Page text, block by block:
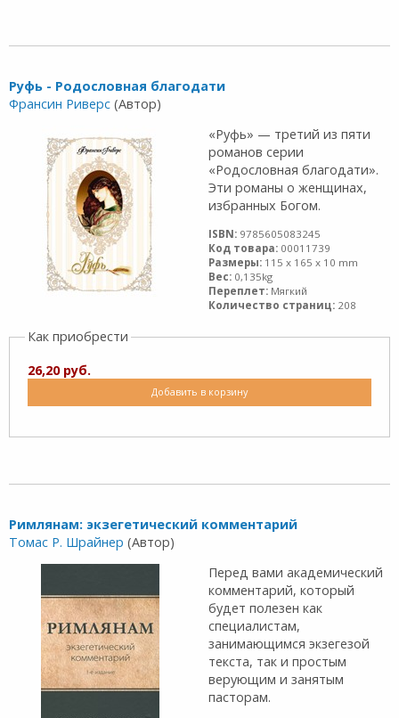
Руфь - Родословная благодати
Франсин Риверс (Автор)
«Руфь» — третий из пяти
романов серии
«Родословная благодати».
Эти романы о женщинах,
избранных Богом.
ISBN: 9785605083245
Код товара: 00011739
Размеры: 115 x 165 x 10 mm
Вес: 0,135kg
Переплет: Мягкий
Количество страниц: 208
Как приобрести
26,20 руб.
Добавить в корзину
Римлянам: экзегетический комментарий
Томас Р. Шрайнер (Автор)
Перед вами академический
комментарий, который
будет полезен как
специалистам,
занимающимся экзегезой
тек­ста, так и простым
верующим и занятым
пасторам.